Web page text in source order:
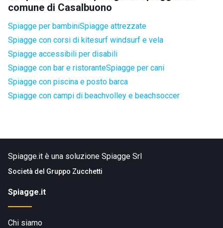
comune di Casalbuono
Spiagge per bambiniSpiagge attrezzate
Spiagge con corsi di kitesurf windsurf e vela
Spiagge accessibili per disabili
Spiagge con bar e ristoranteSpiagge per cani
Spiagge con piscina e posto barca
Spiagge con campi di beachvolley e beachsoccer
Spiagge.it è una soluzione Spiagge Srl
Società del Gruppo Zucchetti
Spiagge.it
Chi siamo